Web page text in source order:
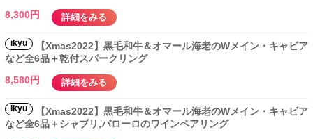
8,300円
詳細をみる
ikyu
【Xmas2022】黒毛和牛＆オマール海老のWメイン・キャビア
など全6品＋乾付スパークリング
8,580円
詳細をみる
ikyu
【Xmas2022】黒毛和牛＆オマール海老のWメイン・キャビア
など全6品＋シャブリ,バローロのワインペアリング